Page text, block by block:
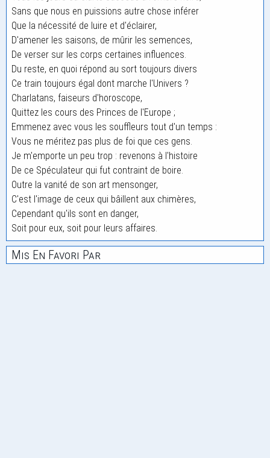
Sans que nous en puissions autre chose inférer
Que la nécessité de luire et d'éclairer,
D'amener les saisons, de mûrir les semences,
De verser sur les corps certaines influences.
Du reste, en quoi répond au sort toujours divers
Ce train toujours égal dont marche l'Univers ?
Charlatans, faiseurs d'horoscope,
Quittez les cours des Princes de l'Europe ;
Emmenez avec vous les souffleurs tout d'un temps :
Vous ne méritez pas plus de foi que ces gens.
Je m'emporte un peu trop : revenons à l'histoire
De ce Spéculateur qui fut contraint de boire.
Outre la vanité de son art mensonger,
C'est l'image de ceux qui bâillent aux chimères,
Cependant qu'ils sont en danger,
Soit pour eux, soit pour leurs affaires.
Mis En Favori Par